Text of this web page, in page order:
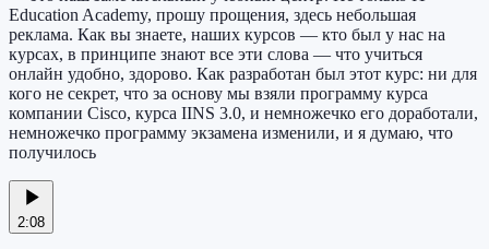
Education Academy, прошу прощения, здесь небольшая
реклама. Как вы знаете, наших курсов — кто был у нас на
курсах, в принципе знают все эти слова — что учиться
онлайн удобно, здорово. Как разработан был этот курс: ни для
кого не секрет, что за основу мы взяли программу курса
компании Cisco, курса IINS 3.0, и немножечко его доработали,
немножечко программу экзамена изменили, и я думаю, что
получилось
2:08